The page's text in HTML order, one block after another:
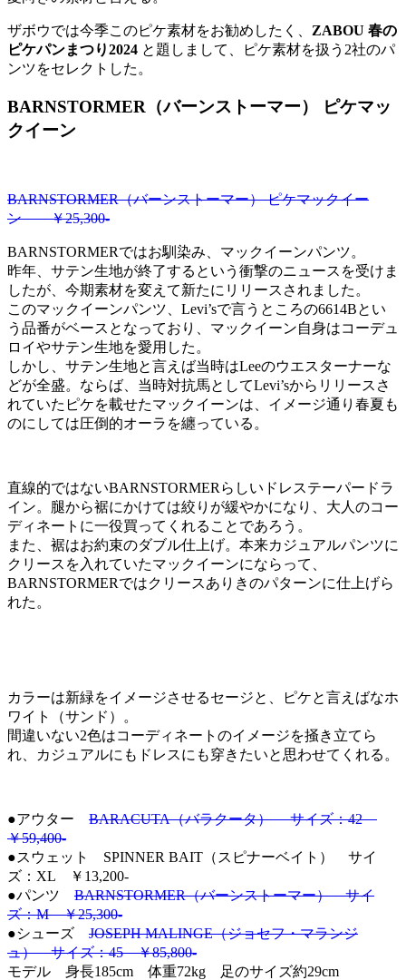
ザボウでは今季このピケ素材をお勧めしたく、 ZABOU 春の
ピケパンまつり2024 と題しまして、ピケ素材を扱う2社のパ
ンツをセレクトした。
BARNSTORMER（バーンストーマー） ピケマッ
クイーン
BARNSTORMER（バーンストーマー） ピケマックイー
ン ￥25,300-
BARNSTORMERではお馴染み、マックイーンパンツ。
昨年、サテン生地が終了するという衝撃のニュースを受けま
したが、今期素材を変えて新たにリリースされました。
このマックイーンパンツ、Levi’sで言うところの6614Bとい
う品番がベースとなっており、マックイーン自身はコーデュ
ロイやサテン生地を愛用した。
しかし、サテン生地と言えば当時はLeeのウエスターナーな
どが全盛。ならば、当時対抗馬としてLevi’sからリリースさ
れていたピケを載せたマックイーンは、イメージ通り春夏も
のにしては圧倒的オーラを纏っている。
直線的ではないBARNSTORMERらしいドレステーパードラ
イン。腿から裾にかけては絞りが緩やかになり、大人のコー
ディネートに一役買ってくれることであろう。
また、裾はお約束のダブル仕上げ。本来カジュアルパンツに
クリースを入れていたマックイーンにならって、
BARNSTORMERではクリースありきのパターンに仕上げら
れた。
カラーは新緑をイメージさせるセージと、ピケと言えばなホ
ワイト（サンド）。
間違いない2色はコーディネートのイメージを掻き立てら
れ、カジュアルにもドレスにも穿きたいと思わせてくれる。
●アウター BARACUTA（バラクータ） サイズ：42
￥59,400-
●スウェット SPINNER BAIT（スピナーベイト） サイ
ズ：XL ￥13,200-
●パンツ BARNSTORMER（バーンストーマー） サイ
ズ：M ￥25,300-
●シューズ JOSEPH MALINGE（ジョセフ・マランジ
ュ） サイズ：45 ￥85,800-
モデル 身長185cm 体重72kg 足のサイズ約29cm